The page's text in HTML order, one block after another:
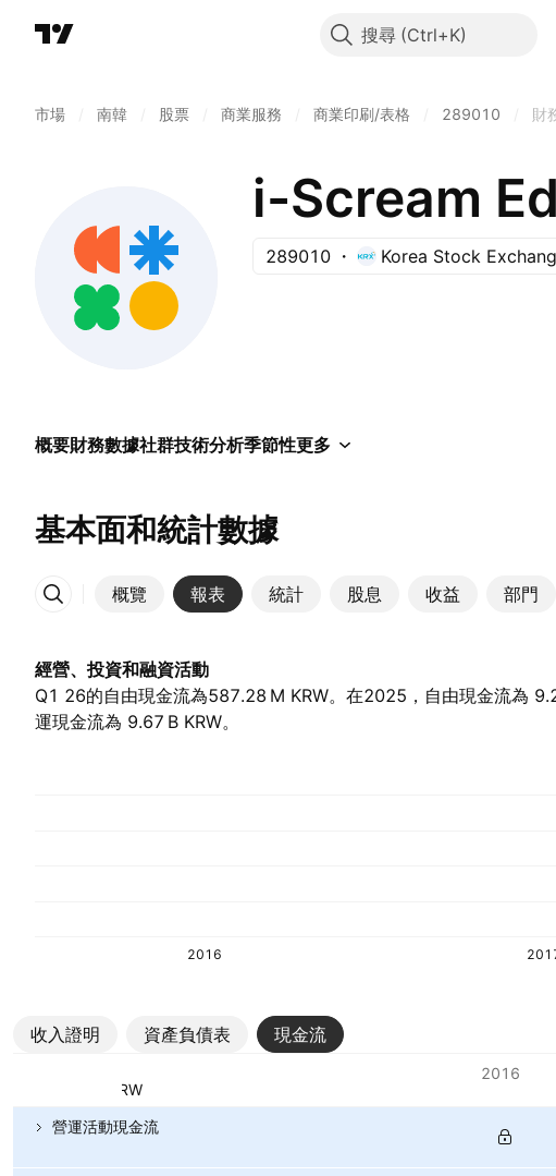
搜尋
市場 南韓 股票 商業服務 商業印刷/表格 289010 財
i-Scream
289010 Korea Stock
概要財務數據社群技術分析季節性更多
基本面和統計數據
概覽 報表 統計 股息 收益 部門
更多
經營、投資和融資活動
Q1 26的自由現金流為‪587.28 M‬ KRW。在2025，自由現金流為
運現金流為 ‪9.67 B‬ KRW。
2016
收入證明 資產負債表 現金流
貨幣：KRW
2016
營運活動現金流